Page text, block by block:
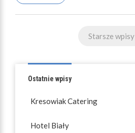
wpisach
Starsze wpisy
Ostatnie wpisy
Kresowiak Catering
Hotel Biały